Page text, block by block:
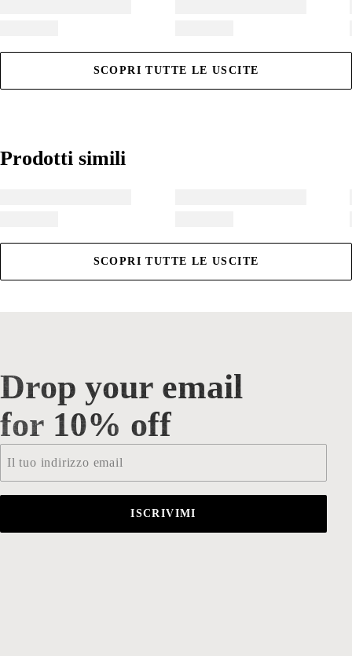
SCOPRI TUTTE LE USCITE
Prodotti simili
Prodotti simili
SCOPRI TUTTE LE USCITE
Drop your email for 10% off
Drop your email
for 10% off
ISCRIVIMI